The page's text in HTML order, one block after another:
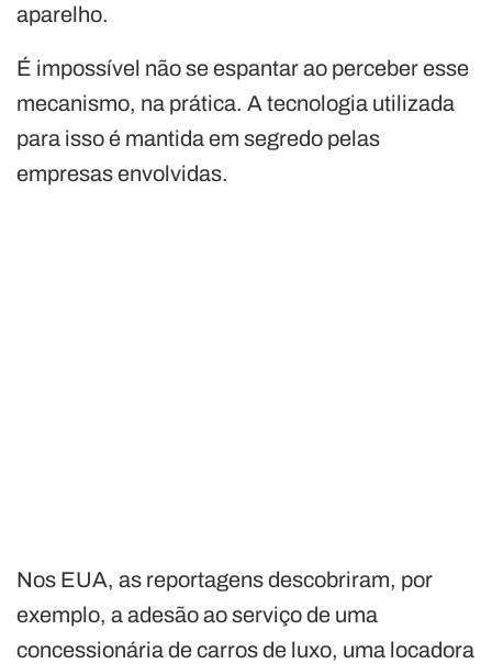
aparelho.
É impossível não se espantar ao perceber esse
mecanismo, na prática. A tecnologia utilizada
para isso é mantida em segredo pelas
empresas envolvidas.
Nos EUA, as reportagens descobriram, por
exemplo, a adesão ao serviço de uma
concessionária de carros de luxo, uma locadora